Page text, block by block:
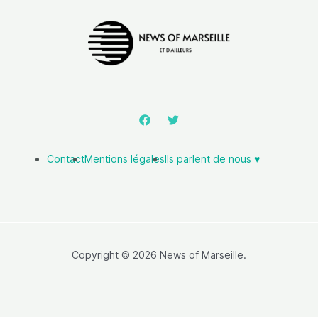
ContactMentions légalesIls parlent de nous ♥️
Copyright © 2026 News of Marseille.